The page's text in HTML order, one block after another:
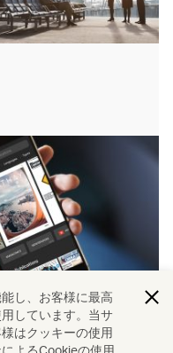
し、お客様に最高
しています。当サ
はクッキーの使用
よるCookieの使用